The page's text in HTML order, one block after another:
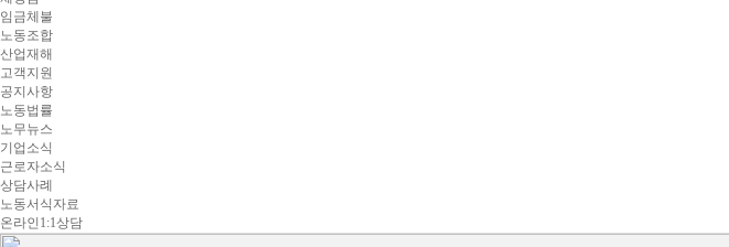
임금체불
노동조합
산업재해
고객지원
공지사항
노동법률
노무뉴스
기업소식
근로자소식
상담사례
노동서식자료
온라인1:1상담